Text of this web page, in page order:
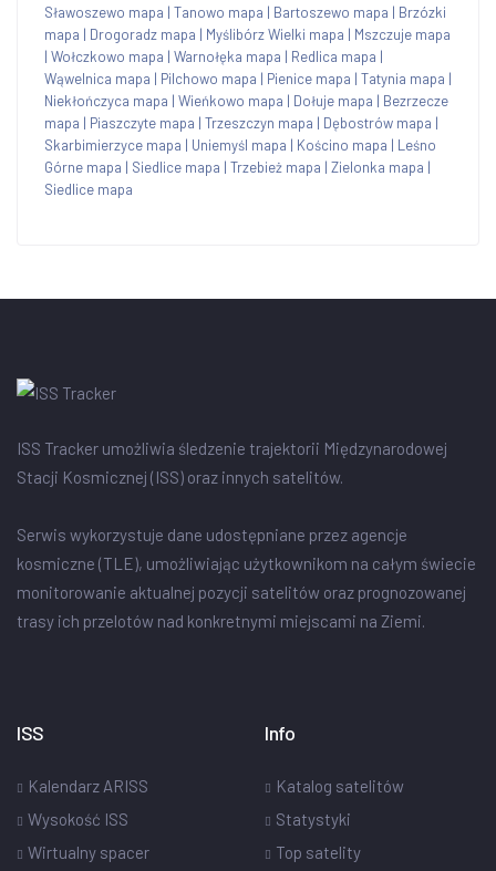
Sławoszewo mapa | Tanowo mapa | Bartoszewo mapa | Brzózki
mapa | Drogoradz mapa | Myślibórz Wielki mapa | Mszczuje mapa
| Wołczkowo mapa | Warnołęka mapa | Redlica mapa |
Wąwelnica mapa | Pilchowo mapa | Pienice mapa | Tatynia mapa |
Niekłończyca mapa | Wieńkowo mapa | Dołuje mapa | Bezrzecze
mapa | Piaszczyte mapa | Trzeszczyn mapa | Dębostrów mapa |
Skarbimierzyce mapa | Uniemyśl mapa | Kościno mapa | Leśno
Górne mapa | Siedlice mapa | Trzebież mapa | Zielonka mapa |
Siedlice mapa
ISS Tracker umożliwia śledzenie trajektorii Międzynarodowej
Stacji Kosmicznej (ISS) oraz innych satelitów.
Serwis wykorzystuje dane udostępniane przez agencje
kosmiczne (TLE), umożliwiając użytkownikom na całym świecie
monitorowanie aktualnej pozycji satelitów oraz prognozowanej
trasy ich przelotów nad konkretnymi miejscami na Ziemi.
ISS
Kalendarz ARISS
Wysokość ISS
Wirtualny spacer
Info
Katalog satelitów
Statystyki
Top satelity